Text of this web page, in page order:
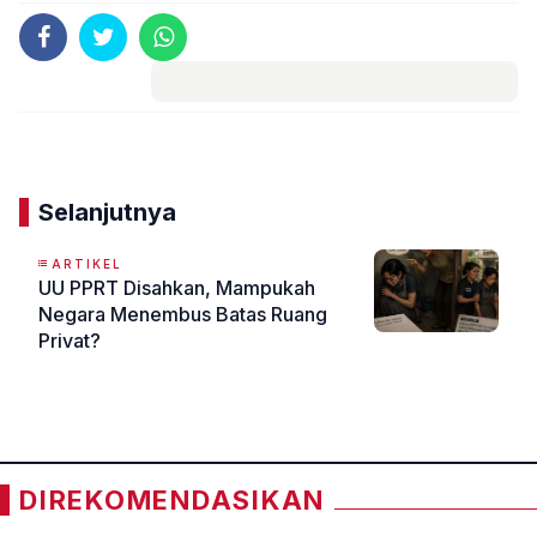
Selanjutnya
ARTIKEL
UU PPRT Disahkan, Mampukah
Negara Menembus Batas Ruang
Privat?
DIREKOMENDASIKAN